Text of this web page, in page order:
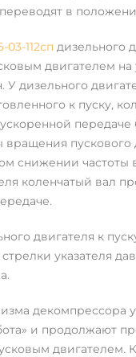
в
112сп дизельного
двигателем на
У дизельного
к пуску,
передаче
вращения пускового
снижении частоты
коленчатый вал
двигателя к
указателя
декомпрессора
и продолжают
двигателем.